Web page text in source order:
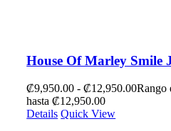
House Of Marley Smile
₡9,950.00 - ₡12,950.00Rango
hasta ₡12,950.00
Details Quick View